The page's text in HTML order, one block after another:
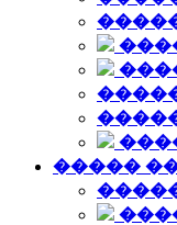
�����